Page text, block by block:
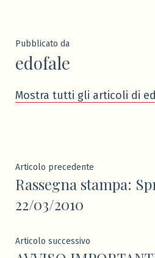
Pubblicato da
edofale
Mostra tutti gli articoli di
Navigazione
articoli
Articolo precedente
precedente:
Rassegna stampa:
22/03/2010
Articolo successivo
successivo: